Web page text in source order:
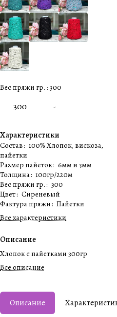
Вес пряжи гр. : 300
300 -
Характеристики
Состав: 100% Хлопок, вискоза,
пайетки
Размер пайеток: 6мм и 3мм
Толщина: 100гр/220м
Вес пряжи гр.: 300
Цвет: Сиреневый
Фактура пряжи: Пайетки
Все характеристики
Описание
Хлопок с пайетками 300гр
Все описание
Описание